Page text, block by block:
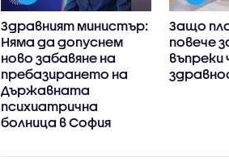
Здравният министър:
Няма да допуснем
ново забавяне на
пребазирането на
Държавната
психиатрична
болница в София
Защо
повече
въпреки